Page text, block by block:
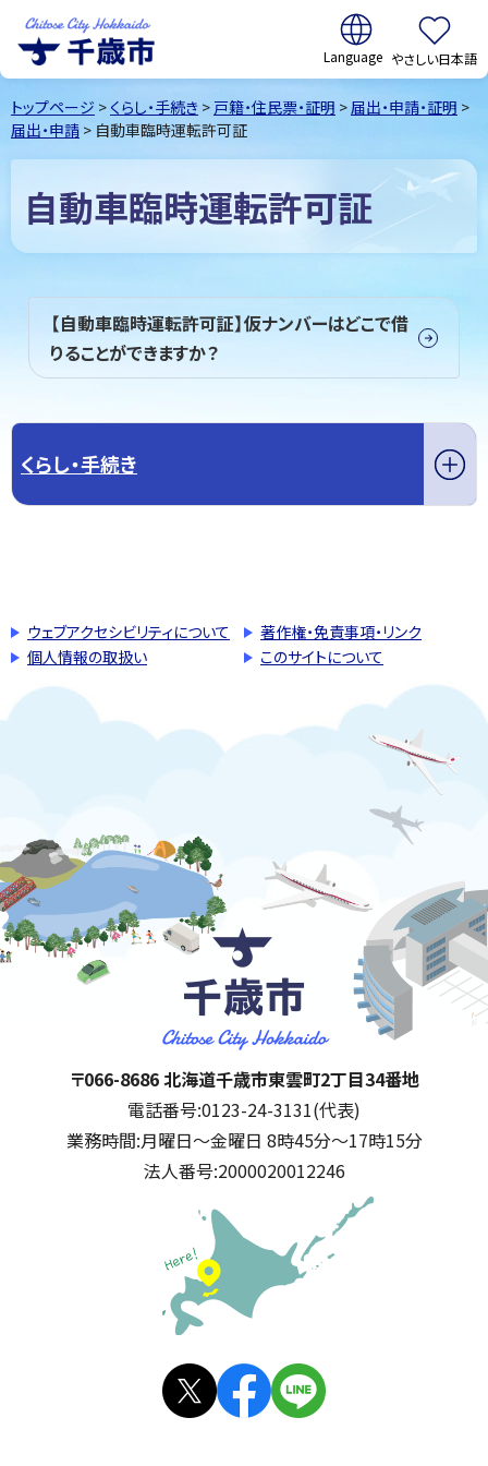
千歳市Chitose
City Hokkaido
翻訳:
やさしい日本語
トップページ > くらし・手続き > 戸籍・住民票・証明 >届出・申請・証明 >
届出・申請 > 自動車臨時運転許可証
自動車臨時運転許可証
【自動車臨時運転許可証】仮ナンバーはどこで借
りることができますか？
くらし・手続き
ウェブアクセシビリティについて
著作権・免責事項・リンク
個人情報の取扱い
このサイトについて
千歳市
住所:
〒066-8686 北海道千歳市東雲町2丁目34番地
電話番号:0123-24-3131(代表)
業務時間:月曜日～金曜日 8時45分～17時15分
法人番号:2000020012246
公式SNS